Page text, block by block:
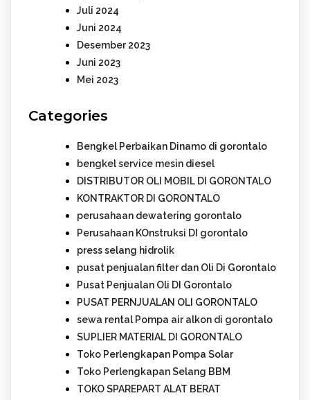
Juli 2024
Juni 2024
Desember 2023
Juni 2023
Mei 2023
Categories
Bengkel Perbaikan Dinamo di gorontalo
bengkel service mesin diesel
DISTRIBUTOR OLI MOBIL DI GORONTALO
KONTRAKTOR DI GORONTALO
perusahaan dewatering gorontalo
Perusahaan KOnstruksi DI gorontalo
press selang hidrolik
pusat penjualan filter dan Oli Di Gorontalo
Pusat Penjualan Oli DI Gorontalo
PUSAT PERNJUALAN OLI GORONTALO
sewa rental Pompa air alkon di gorontalo
SUPLIER MATERIAL DI GORONTALO
Toko Perlengkapan Pompa Solar
Toko Perlengkapan Selang BBM
TOKO SPAREPART ALAT BERAT